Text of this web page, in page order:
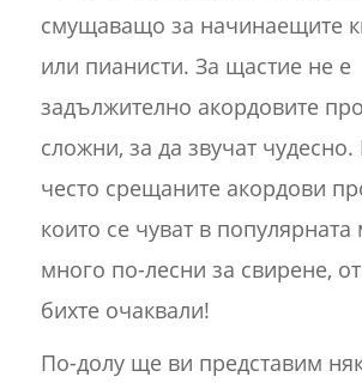
смущаващо за начинаещите
или пианисти. За щастие не е
задължително акордовите
сложни, за да звучат
често срещаните акордови
които се чуват в популярната
много по-лесни за свирене,
бихте очаквали!
По-долу ще ви представим